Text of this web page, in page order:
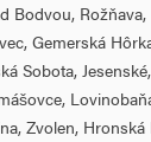
a informatizácie
je
výmeny
a zvyšovania
Bodvou,
Gemerská
Sobota,
Zvolen,